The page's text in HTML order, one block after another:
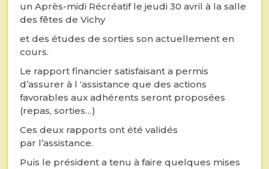
un Après-midi Récréatif le jeudi 30 avril à la salle
des fêtes de Vichy
et des études de sorties son actuellement en
cours.
Le rapport financier satisfaisant a permis
d’assurer à l ‘assistance que des actions
favorables aux adhérents seront proposées
(repas, sorties…)
Ces deux rapports ont été validés
par l’assistance.
Puis le président a tenu à faire quelques mises